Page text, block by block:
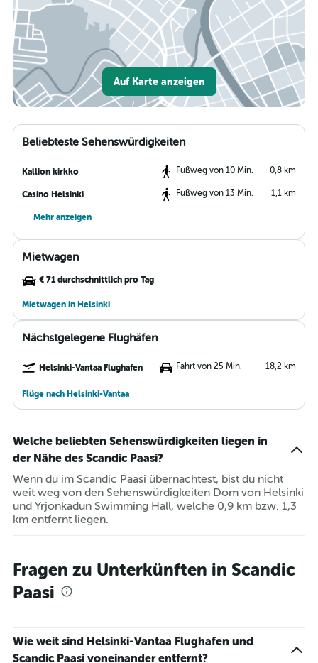
Auf Karte anzeigen
Beliebteste Sehenswürdigkeiten
Kallion kirkko Fußweg von 10 Min. 0,8 km
Casino Helsinki Fußweg von 13 Min. 1,1 km
Mehr anzeigen
Mietwagen
€ 71 durchschnittlich pro Tag
Mietwagen in Helsinki
Nächstgelegene Flughäfen
Helsinki-Vantaa Flughafen Fahrt von 25 Min. 18,2 km
Flüge nach Helsinki-Vantaa
Welche beliebten Sehenswürdigkeiten liegen in
der Nähe des Scandic Paasi?
Wenn du im Scandic Paasi übernachtest, bist du nicht
weit weg von den Sehenswürdigkeiten Dom von Helsinki
und Yrjonkadun Swimming Hall, welche 0,9 km bzw. 1,3
km entfernt liegen.
Fragen zu Unterkünften in Scandic
Paasi
Wie weit sind Helsinki-Vantaa Flughafen und
Scandic Paasi voneinander entfernt?